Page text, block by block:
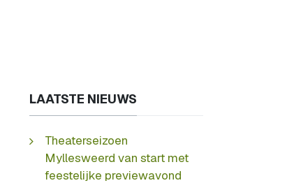
LAATSTE NIEUWS
Theaterseizoen
Myllesweerd van start met
feestelijke previewavond